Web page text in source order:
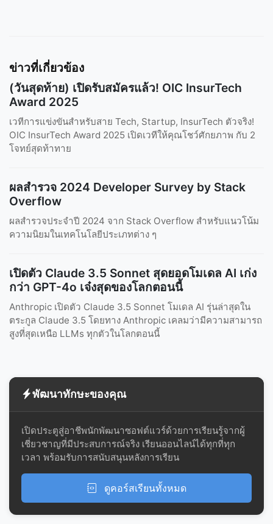
ข่าวที่เกี่ยวข้อง
(วันสุดท้าย) เปิดรับสมัครแล้ว! OIC InsurTech
Award 2025
เวทีการแข่งขันสำหรับสาย Tech, Startup, InsurTech ตัวจริง!
OIC InsurTech Award 2025 เปิดเวทีให้คุณโชว์ศักยภาพ กับ 2
โจทย์สุดท้าทาย
ผลสำรวจ 2024 Developer Survey by Stack
Overflow
ผลสำรวจประจำปี 2024 จาก Stack Overflow สำหรับแนวโน้ม
ความนิยมในเทคโนโลยีประเภทต่าง ๆ
เปิดตัว Claude 3.5 Sonnet สุดยอดโมเดล AI เก่ง
กว่า GPT-4o เจ๋งสุดของโลกตอนนี้
Anthropic เปิดตัว Claude 3.5 Sonnet โมเดล AI รุ่นล่าสุดใน
ตระกูล Claude 3.5 โดยทาง Anthropic เคลมว่ามีความสามารถ
สูงที่สุดเหนือ LLMs ทุกตัวในโลกตอนนี้
พัฒนาทักษะของคุณ
เปิดประตูสู่อาชีพนักพัฒนาซอฟต์แวร์ด้วยการเรียนรู้จากผู้
เชี่ยวชาญที่มีประสบการณ์จริง เรียนออนไลน์ได้ทุกที่ทุก
เวลา พร้อมรับการสนับสนุนหลังการเรียน
ดูคอร์สเรียนทั้งหมด